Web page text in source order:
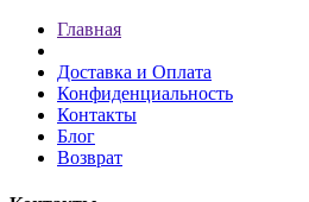
Главная
Доставка и Оплата
Конфиденциальность
Контакты
Блог
Возврат